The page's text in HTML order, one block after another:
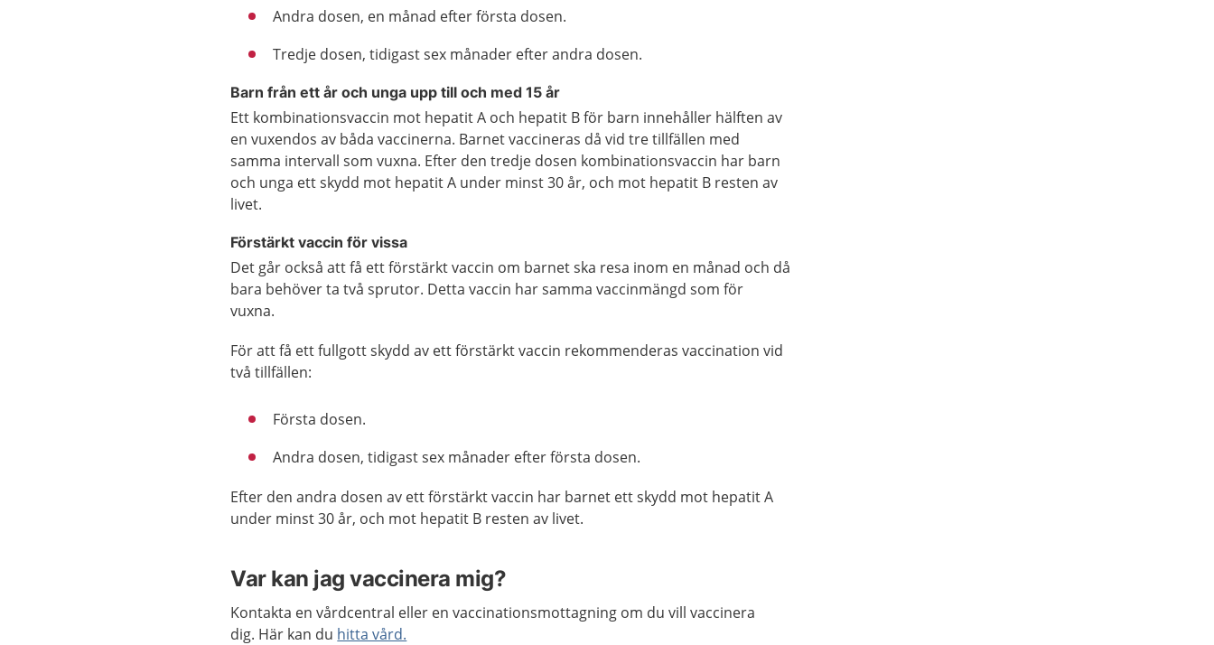
Andra dosen, en månad efter första dosen.
Tredje dosen, tidigast sex månader efter andra dosen.
Barn från ett år och unga upp till och med 15 år
Ett kombinationsvaccin mot hepatit A och hepatit B för barn innehåller hälften av
en vuxendos av båda vaccinerna. Barnet vaccineras då vid tre tillfällen med
samma intervall som vuxna. Efter den tredje dosen kombinationsvaccin har barn
och unga ett skydd mot hepatit A under minst 30 år, och mot hepatit B resten av
livet.
Förstärkt vaccin för vissa
Det går också att få ett förstärkt vaccin om barnet ska resa inom en månad och då
bara behöver ta två sprutor. Detta vaccin har samma vaccinmängd som för
vuxna.
För att få ett fullgott skydd av ett förstärkt vaccin rekommenderas vaccination vid
två tillfällen:
Första dosen.
Andra dosen, tidigast sex månader efter första dosen.
Efter den andra dosen av ett förstärkt vaccin har barnet ett skydd mot hepatit A
under minst 30 år, och mot hepatit B resten av livet.
Var kan jag vaccinera mig?
Kontakta en vårdcentral eller en vaccinationsmottagning om du vill vaccinera
dig. Här kan du hitta vård.